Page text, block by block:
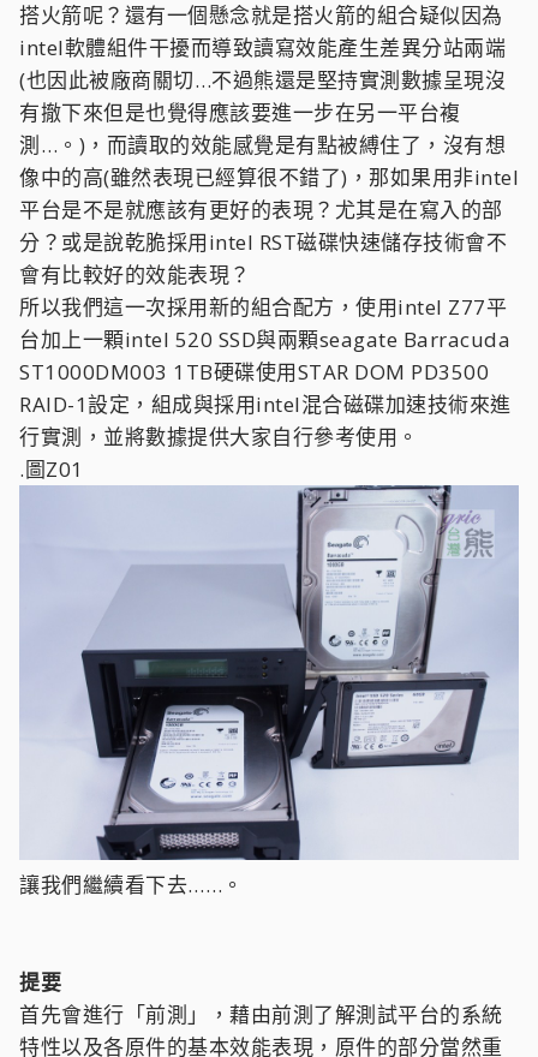
搭火箭呢？還有一個懸念就是搭火箭的組合疑似因為
intel軟體組件干擾而導致讀寫效能產生差異分站兩端
(也因此被廠商關切…不過熊還是堅持實測數據呈現沒
有撤下來但是也覺得應該要進一步在另一平台複
測…。)，而讀取的效能感覺是有點被縛住了，沒有想
像中的高(雖然表現已經算很不錯了)，那如果用非intel
平台是不是就應該有更好的表現？尤其是在寫入的部
分？或是說乾脆採用intel RST磁碟快速儲存技術會不
會有比較好的效能表現？
所以我們這一次採用新的組合配方，使用intel Z77平
台加上一顆intel 520 SSD與兩顆seagate Barracuda
ST1000DM003 1TB硬碟使用STAR DOM PD3500
RAID-1設定，組成與採用intel混合磁碟加速技術來進
行實測，並將數據提供大家自行參考使用。
.圖Z01
讓我們繼續看下去……。
提要
首先會進行「前測」，藉由前測了解測試平台的系統
特性以及各原件的基本效能表現，原件的部分當然重